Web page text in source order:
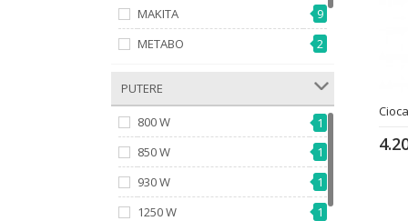
MAKITA
9
METABO
2
STARK
5
­ PUTERE
800 W
1
850 W
1
930 W
1
1250 W
1